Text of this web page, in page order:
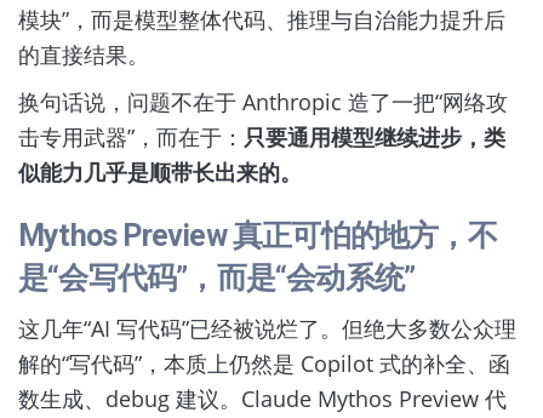
模块”，而是模型整体代码、推理与自治能力提升后
的直接结果。
换句话说，问题不在于 Anthropic 造了一把“网络攻
击专用武器”，而在于： 只要通用模型继续进步，类
似能力几乎是顺带长出来的。
Mythos Preview 真正可怕的地方，不
是“会写代码”，而是“会动系统”
这几年“AI 写代码”已经被说烂了。但绝大多数公众理
解的“写代码”，本质上仍然是 Copilot 式的补全、函
数生成、debug 建议。Claude Mythos Preview 代